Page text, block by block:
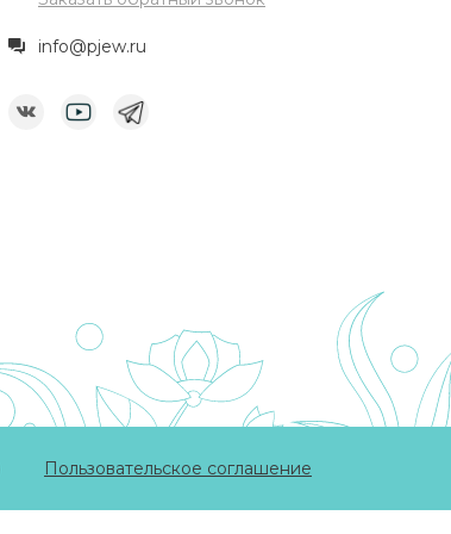
info@pjew.ru
Пользовательское соглашение